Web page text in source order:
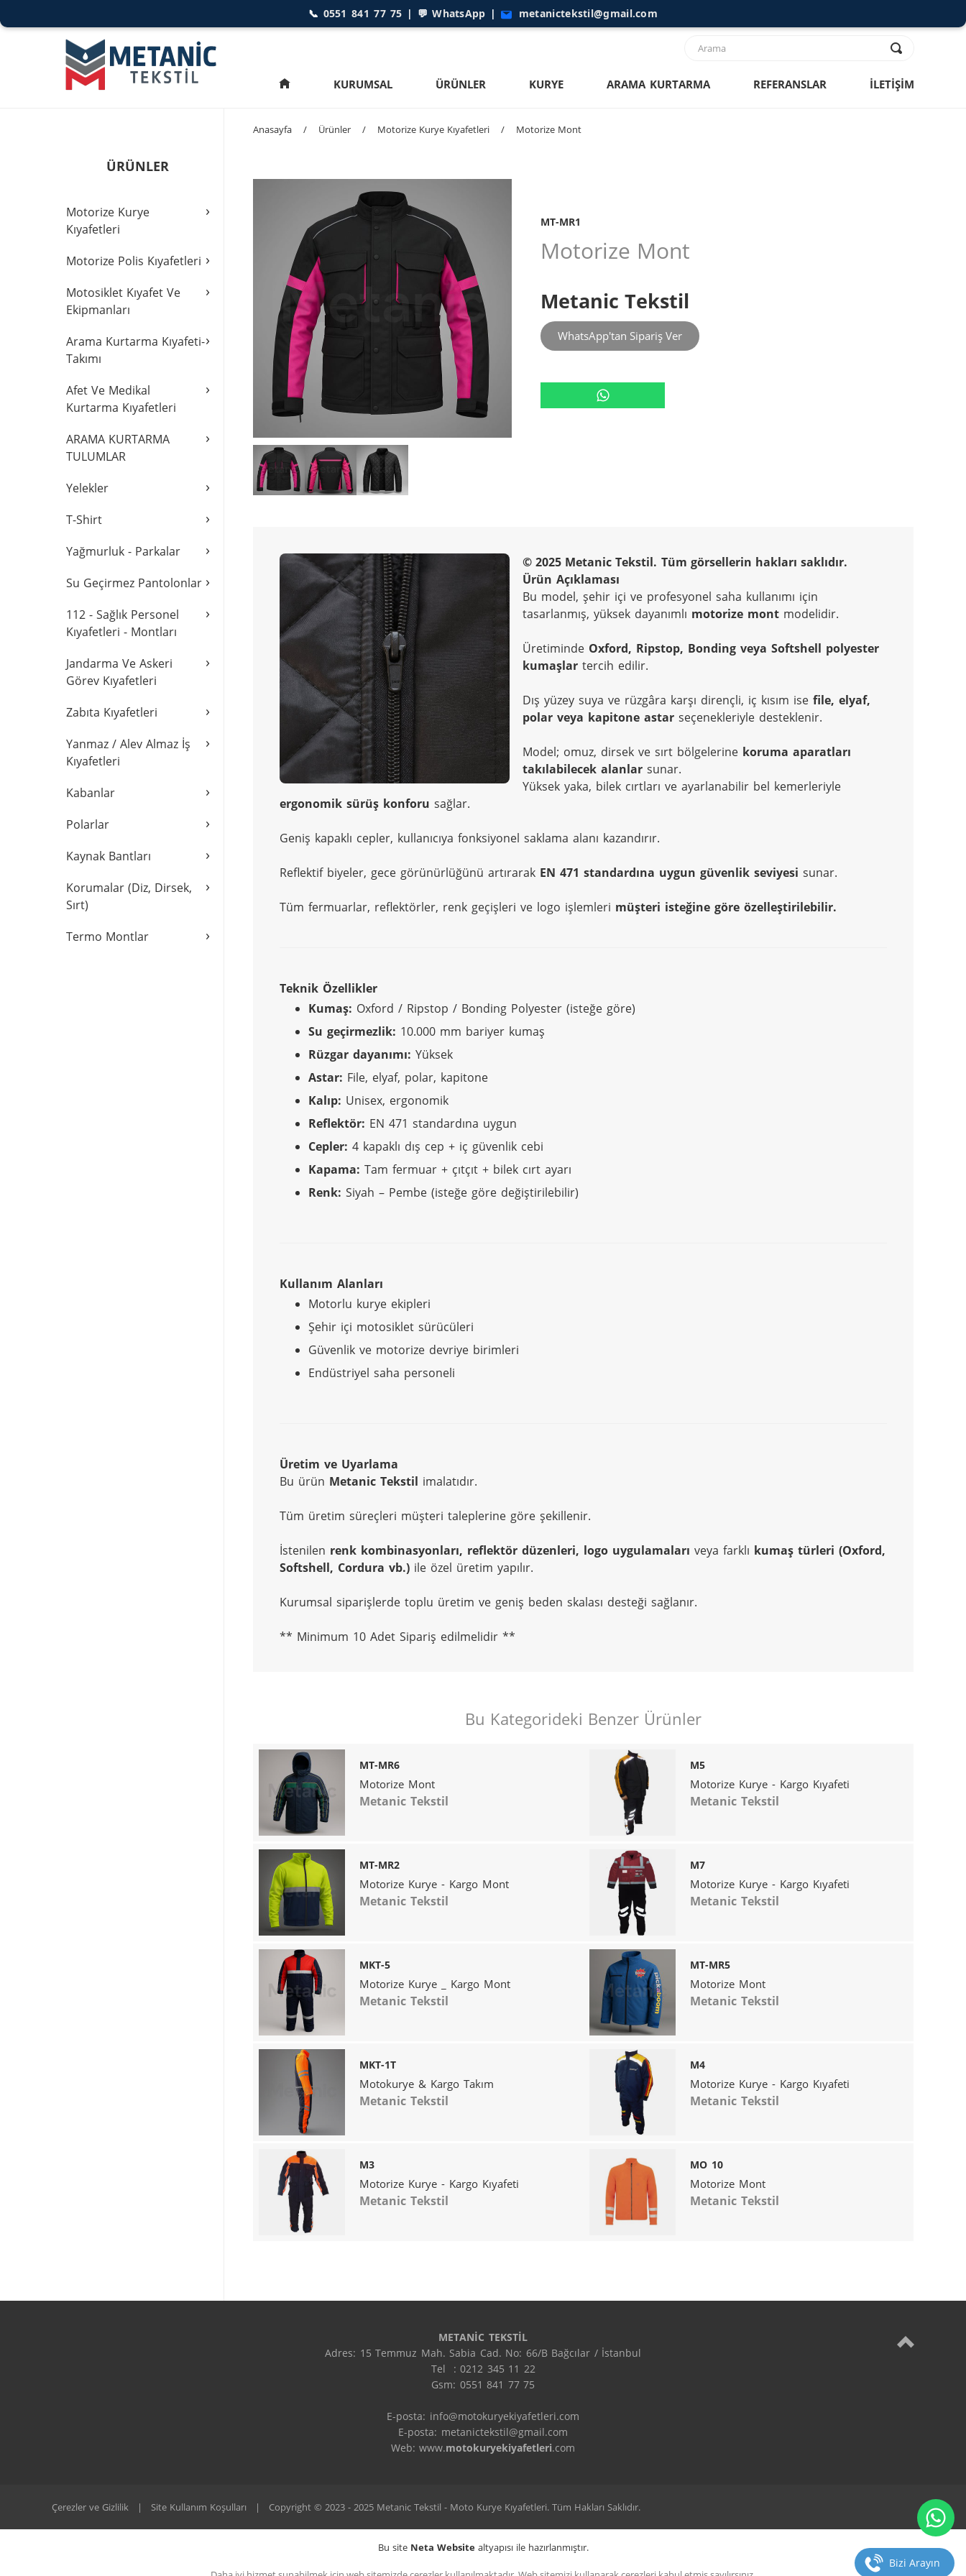
📞 0551 841 77 75 | 💬WhatsApp | metanictekstil@gmail.com
KURUMSAL ÜRÜNLER KURYE ARAMA KURTARMA REFERANSLAR İLETİŞİM
ÜRÜNLER
›
Motorize Kurye
Kıyafetleri
›
Motorize Polis Kıyafetleri
›
Motosiklet Kıyafet Ve
Ekipmanları
›
Arama Kurtarma Kıyafeti-
Takımı
›
Afet Ve Medikal
Kurtarma Kıyafetleri
›
ARAMA KURTARMA
TULUMLAR
›
Yelekler
›
T-Shirt
›
Yağmurluk - Parkalar
›
Su Geçirmez Pantolonlar
›
112 - Sağlık Personel
Kıyafetleri - Montları
›
Jandarma Ve Askeri
Görev Kıyafetleri
›
Zabıta Kıyafetleri
›
Yanmaz / Alev Almaz İş
Kıyafetleri
›
Kabanlar
›
Polarlar
›
Kaynak Bantları
›
Korumalar (Diz, Dirsek,
Sırt)
›
Termo Montlar
Anasayfa / Ürünler / Motorize Kurye Kıyafetleri / Motorize Mont
MT-MR1
Motorize Mont
Metanic Tekstil
WhatsApp'tan Sipariş Ver
© 2025 Metanic Tekstil. Tüm görsellerin hakları saklıdır.
Ürün Açıklaması
Bu model, şehir içi ve profesyonel saha kullanımı için
tasarlanmış, yüksek dayanımlı motorize mont modelidir.
Üretiminde Oxford, Ripstop, Bonding veya Softshell polyester
kumaşlar tercih edilir.
Dış yüzey suya ve rüzgâra karşı dirençli, iç kısım ise file, elyaf,
polar veya kapitone astar seçenekleriyle desteklenir.
Model; omuz, dirsek ve sırt bölgelerine koruma aparatları
takılabilecek alanlar sunar.
Yüksek yaka, bilek cırtları ve ayarlanabilir bel kemerleriyle
ergonomik sürüş konforu sağlar.
Geniş kapaklı cepler, kullanıcıya fonksiyonel saklama alanı kazandırır.
Reflektif biyeler, gece görünürlüğünü artırarak EN 471 standardına uygun güvenlik seviyesi sunar.
Tüm fermuarlar, reflektörler, renk geçişleri ve logo işlemleri müşteri isteğine göre özelleştirilebilir.
Teknik Özellikler
Kumaş: Oxford / Ripstop / Bonding Polyester (isteğe göre)
Su geçirmezlik: 10.000 mm bariyer kumaş
Rüzgar dayanımı: Yüksek
Astar: File, elyaf, polar, kapitone
Kalıp: Unisex, ergonomik
Reflektör: EN 471 standardına uygun
Cepler: 4 kapaklı dış cep + iç güvenlik cebi
Kapama: Tam fermuar + çıtçıt + bilek cırt ayarı
Renk: Siyah – Pembe (isteğe göre değiştirilebilir)
Kullanım Alanları
Motorlu kurye ekipleri
Şehir içi motosiklet sürücüleri
Güvenlik ve motorize devriye birimleri
Endüstriyel saha personeli
Üretim ve Uyarlama
Bu ürün Metanic Tekstil imalatıdır.
Tüm üretim süreçleri müşteri taleplerine göre şekillenir.
İstenilen renk kombinasyonları, reflektör düzenleri, logo uygulamaları veya farklı kumaş türleri (Oxford,
Softshell, Cordura vb.) ile özel üretim yapılır.
Kurumsal siparişlerde toplu üretim ve geniş beden skalası desteği sağlanır.
** Minimum 10 Adet Sipariş edilmelidir **
Bu Kategorideki Benzer Ürünler
MT-MR6
Motorize Mont
Metanic Tekstil
M5
Motorize Kurye - Kargo Kıyafeti
Metanic Tekstil
MT-MR2
Motorize Kurye - Kargo Mont
Metanic Tekstil
M7
Motorize Kurye - Kargo Kıyafeti
Metanic Tekstil
MKT-5
Motorize Kurye _ Kargo Mont
Metanic Tekstil
MT-MR5
Motorize Mont
Metanic Tekstil
MKT-1T
Motokurye & Kargo Takım
Metanic Tekstil
M4
Motorize Kurye - Kargo Kıyafeti
Metanic Tekstil
M3
Motorize Kurye - Kargo Kıyafeti
Metanic Tekstil
MO 10
Motorize Mont
Metanic Tekstil
METANİC TEKSTİL
Adres: 15 Temmuz Mah. Sabia Cad. No: 66/B Bağcılar / İstanbul
Tel  : 0212 345 11 22
Gsm: 0551 841 77 75
E-posta: info@motokuryekiyafetleri.com
E-posta: metanictekstil@gmail.com
Web: www.motokuryekiyafetleri.com
Çerezler ve Gizlilik | Site Kullanım Koşulları | Copyright © 2023 - 2025 Metanic Tekstil - Moto Kurye Kıyafetleri. Tüm Hakları Saklıdır.
Bu site Neta Websitealtyapısı ile hazırlanmıştır.
Bizi Arayın